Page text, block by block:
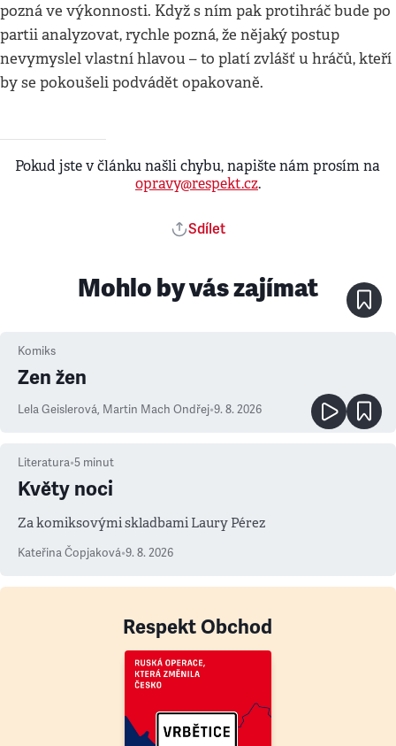
pozná ve výkonnosti. Když s ním pak protihráč bude po
partii analyzovat, rychle pozná, že nějaký postup
nevymyslel vlastní hlavou – to platí zvlášť u hráčů, kteří
by se pokoušeli podvádět opakovaně.
Pokud jste v článku našli chybu, napište nám prosím na
opravy@respekt.cz.
Sdílet
Mohlo by vás zajímat
Komiks
Zen žen
Lela Geislerová, Martin Mach Ondřej•9. 8. 2026
Literatura•5 minut
Květy noci
Za komiksovými skladbami Laury Pérez
Kateřina Čopjaková•9. 8. 2026
Respekt Obchod